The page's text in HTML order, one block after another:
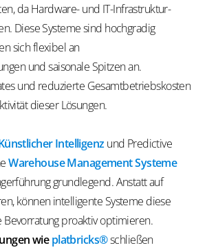
da Hardware- und IT-Infrastruktur-
Diese Systeme sind hochgradig
sich flexibel an
und saisonale Spitzen an.
und reduzierte Gesamtbetriebskosten
dieser Lösungen.
Intelligenzund Predictive
Warehouse Management Systeme
grundlegend. Anstatt auf
können intelligente Systeme diese
proaktiv optimieren.
wieplatbricks®schließen